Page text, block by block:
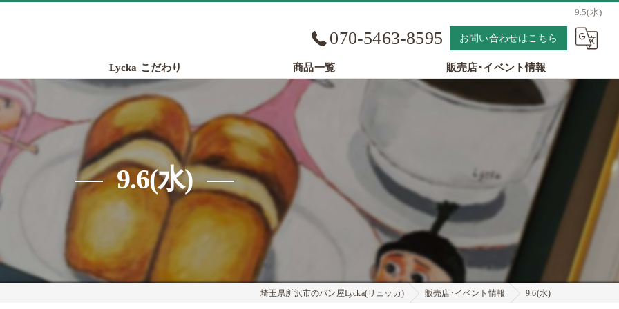
9.5(水)
070-5463-8595 お問い合わせはこちら
Lycka こだわり 商品一覧 販売店･イベント情報
9.6(水)
埼玉県所沢市のパン屋Lycka(リュッカ) 販売店･イベント情報 9.6(水)